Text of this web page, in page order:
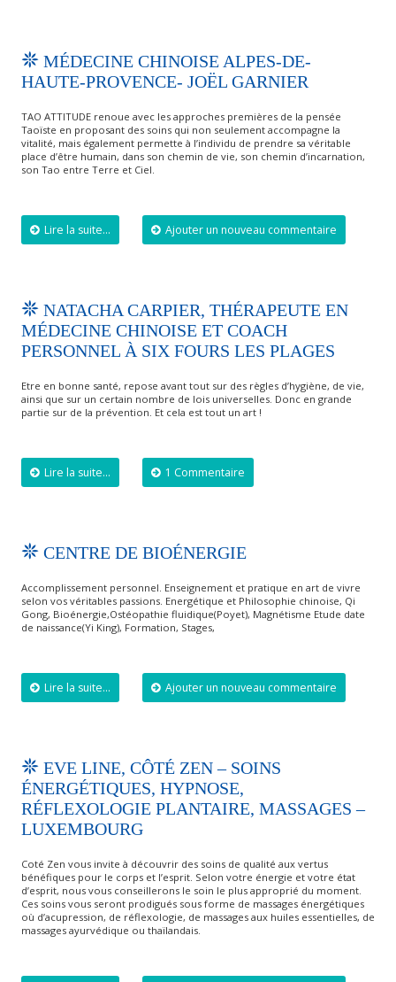
MÉDECINE CHINOISE ALPES-DE-
HAUTE-PROVENCE- JOËL GARNIER
TAO ATTITUDE renoue avec les approches premières de la pensée
Taoïste en proposant des soins qui non seulement accompagne la
vitalité, mais également permette à l’individu de prendre sa véritable
place d’être humain, dans son chemin de vie, son chemin d’incarnation,
son Tao entre Terre et Ciel.
Lire la suite... Ajouter un nouveau commentaire
NATACHA CARPIER, THÉRAPEUTE EN
MÉDECINE CHINOISE ET COACH
PERSONNEL À SIX FOURS LES PLAGES
Etre en bonne santé, repose avant tout sur des règles d’hygiène, de vie,
ainsi que sur un certain nombre de lois universelles. Donc en grande
partie sur de la prévention. Et cela est tout un art !
Lire la suite... 1 Commentaire
CENTRE DE BIOÉNERGIE
Accomplissement personnel. Enseignement et pratique en art de vivre
selon vos véritables passions. Energétique et Philosophie chinoise, Qi
Gong, Bioénergie,Ostéopathie fluidique(Poyet), Magnétisme Etude date
de naissance(Yi King), Formation, Stages,
Lire la suite... Ajouter un nouveau commentaire
EVE LINE, CÔTÉ ZEN – SOINS
ÉNERGÉTIQUES, HYPNOSE,
RÉFLEXOLOGIE PLANTAIRE, MASSAGES –
LUXEMBOURG
Coté Zen vous invite à découvrir des soins de qualité aux vertus
bénéfiques pour le corps et l’esprit. Selon votre énergie et votre état
d’esprit, nous vous conseillerons le soin le plus approprié du moment.
Ces soins vous seront prodigués sous forme de massages énergétiques
où d’acupression, de réflexologie, de massages aux huiles essentielles, de
massages ayurvédique ou thaïlandais.